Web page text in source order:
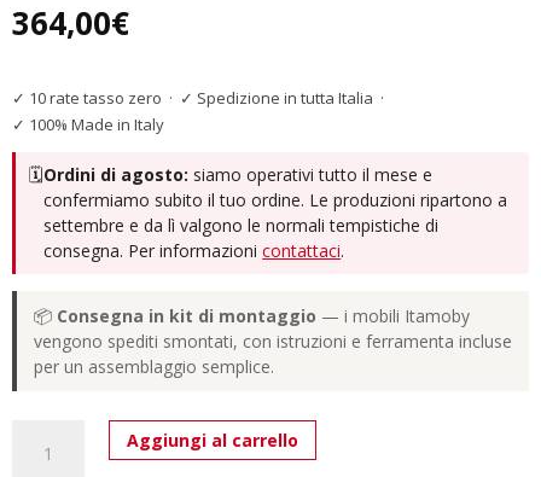
364,00€
✓ 10 rate tasso zero · ✓ Spedizione in tutta Italia ·
✓ 100% Made in Italy
🗓️Ordini di agosto: siamo operativi tutto il mese e
confermiamo subito il tuo ordine. Le produzioni ripartono a
settembre e da lì valgono le normali tempistiche di
consegna. Per informazionicontattaci.
📦 Consegna in kit di montaggio — i mobili Itamoby
vengono spediti smontati, con istruzioni e ferramenta incluse
per un assemblaggio semplice.
Kato
Aggiungi al carrello